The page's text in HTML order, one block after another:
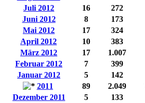
Juli 2012
16 272
Juni 2012
8 173
Mai 2012
17 324
April 2012
10 383
März 2012
17 1.007
Februar 2012
7 399
Januar 2012
5 142
2011
89 2.049
Dezember 2011
5 133